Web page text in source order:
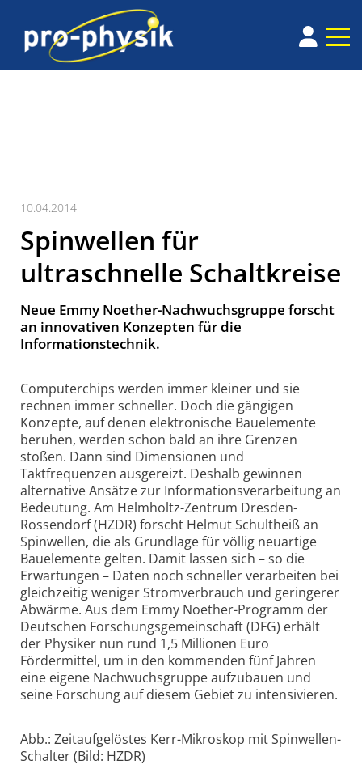
10.04.2014
Spinwellen für
ultraschnelle Schaltkreise
Neue Emmy Noether-Nachwuchsgruppe forscht
an innovativen Konzepten für die
Informationstechnik.
Computerchips werden immer kleiner und sie
rechnen immer schneller. Doch die gängigen
Konzepte, auf denen elektronische Bauelemente
beruhen, werden schon bald an ihre Grenzen
stoßen. Dann sind Dimensionen und
Taktfrequenzen ausgereizt. Deshalb gewinnen
alternative Ansätze zur Informationsverarbeitung an
Bedeutung. Am Helmholtz-Zentrum Dresden-
Rossendorf (HZDR) forscht Helmut Schultheiß an
Spinwellen, die als Grundlage für völlig neuartige
Bauelemente gelten. Damit lassen sich – so die
Erwartungen – Daten noch schneller verarbeiten bei
gleichzeitig weniger Stromverbrauch und geringerer
Abwärme. Aus dem Emmy Noether-Programm der
Deutschen Forschungsgemeinschaft (DFG) erhält
der Physiker nun rund 1,5 Millionen Euro
Fördermittel, um in den kommenden fünf Jahren
eine eigene Nachwuchsgruppe aufzubauen und
seine Forschung auf diesem Gebiet zu intensivieren.
Abb.: Zeitaufgelöstes Kerr-Mikroskop mit Spinwellen-
Schalter (Bild: HZDR)